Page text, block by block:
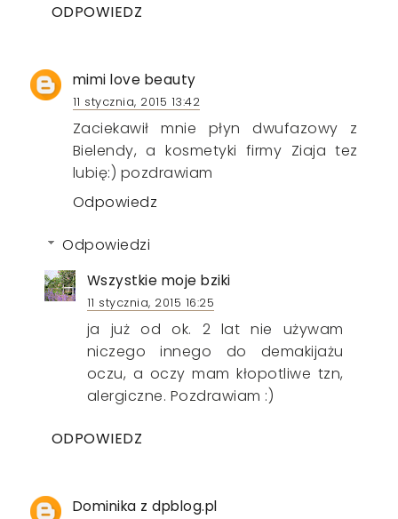
ODPOWIEDZ
mimi love beauty
11 stycznia, 2015 13:42
Zaciekawił mnie płyn dwufazowy z
Bielendy, a kosmetyki firmy Ziaja tez
lubię:) pozdrawiam
Odpowiedz
Odpowiedzi
Wszystkie moje bziki
11 stycznia, 2015 16:25
ja już od ok. 2 lat nie używam
niczego innego do demakijażu
oczu, a oczy mam kłopotliwe tzn,
alergiczne. Pozdrawiam :)
ODPOWIEDZ
Dominika z dpblog.pl